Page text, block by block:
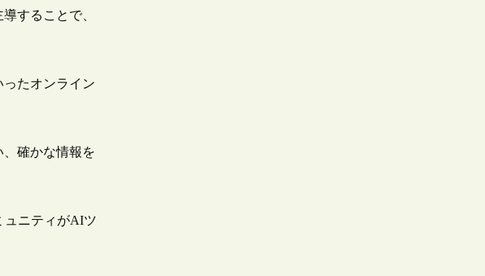
することで、
たオンライン
確かな情報を
ュニティがAIツ